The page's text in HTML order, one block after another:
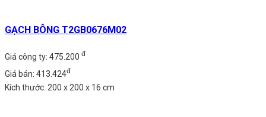
GẠCH BÔNG T2GB0676M02
Giá công ty: 475.200 đ
Giá bán: 413.424đ
Kích thước: 200 x 200 x 16 cm